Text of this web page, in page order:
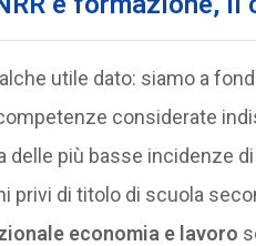
utile dato: siamo a
considerate
delle più basse incidenze
privi di titolo di scuola
economia e lavoro